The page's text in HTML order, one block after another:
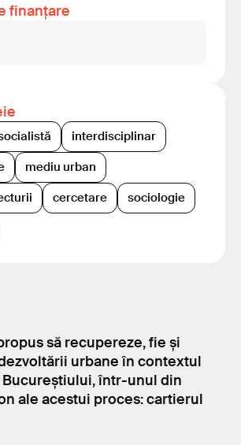
finanțare
interdisciplinar
mediu urban
cercetare
sociologie
să recupereze, fie și
urbane în contextul
într-unul din
ale acestui proces: cartierul